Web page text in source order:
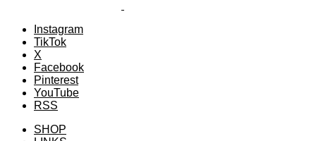
Instagram
TikTok
X
Facebook
Pinterest
YouTube
RSS
SHOP